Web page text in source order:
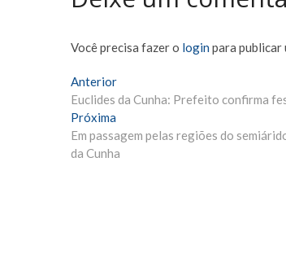
Você precisa fazer o login para publicar
Navegação
de
Post
AnteriorMatéria
Anterior:
Euclides da Cunha: Prefeito confirma
Próxima
Materia:
Em passagem pelas regiões do
da Cunha